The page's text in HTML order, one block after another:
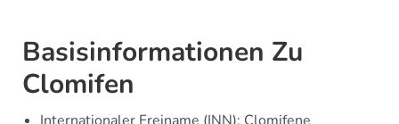
Basisinformationen Zu
Clomifen